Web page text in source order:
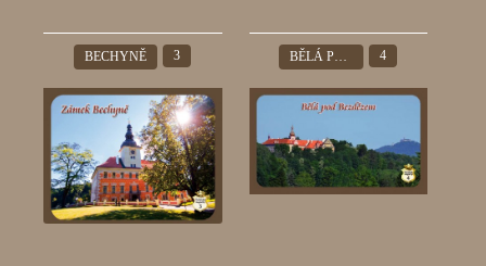
BECHYNĚ 3 BĚLÁ POD BEZDĚZEM 4